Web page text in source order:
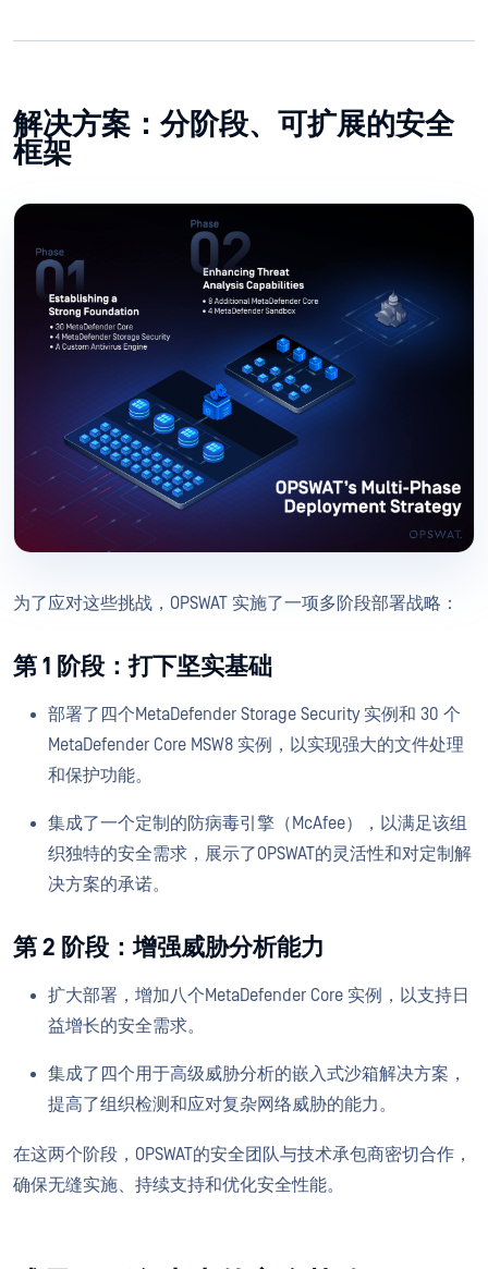
解决方案：分阶段、可扩展的安全
框架
为了应对这些挑战，OPSWAT 实施了一项多阶段部署战略：
第 1 阶段：打下坚实基础
部署了四个MetaDefender Storage Security 实例和 30 个
MetaDefender Core MSW8 实例，以实现强大的文件处理
和保护功能。
集成了一个定制的防病毒引擎（McAfee），以满足该组
织独特的安全需求，展示了OPSWAT的灵活性和对定制解
决方案的承诺。
第 2 阶段：增强威胁分析能力
扩大部署，增加八个MetaDefender Core 实例，以支持日
益增长的安全需求。
集成了四个用于高级威胁分析的嵌入式沙箱解决方案，
提高了组织检测和应对复杂网络威胁的能力。
在这两个阶段，OPSWAT的安全团队与技术承包商密切合作，
确保无缝实施、持续支持和优化安全性能。